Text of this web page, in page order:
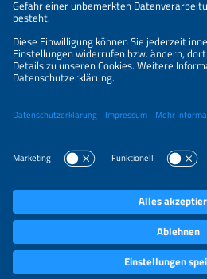
KONTAKT
ÜBER UNS
VERANSTALTER
PREISÜBERSICHT
DATENSCHUTZERKLÄRUNG